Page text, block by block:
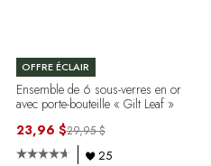
OFFRE ÉCLAIR
Ensemble de 6 sous-verres en or
avec porte-bouteille « Gilt Leaf »
23,96 $29,95 $
25